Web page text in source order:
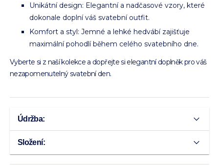
Unikátní design: Elegantní a nadčasové vzory, které
dokonale doplní váš svatební outfit.
Komfort a styl: Jemné a lehké hedvábí zajišťuje
maximální pohodlí během celého svatebního dne.
Vyberte si z naší kolekce a dopřejte si elegantní doplněk pro váš
nezapomenutelný svatební den.
Údržba:
Složení: